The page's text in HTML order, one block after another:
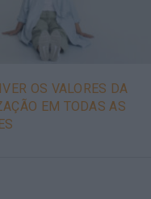
OS VALORES DA
EM TODAS AS